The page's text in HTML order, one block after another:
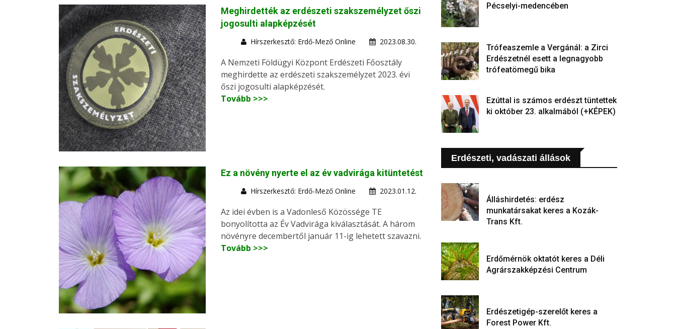
Meghirdették az erdészeti szakszemélyzet őszi
jogosulti alapképzését
Hírszerkesztő: Erdő-Mező Online 2023.08.30.
A Nemzeti Földügyi Központ Erdészeti Főosztály
meghirdette az erdészeti szakszemélyzet 2023. évi
őszi jogosulti alapképzését.
Tovább >>>
Ez a növény nyerte el az év vadvirága kitüntetést
Hírszerkesztő: Erdő-Mező Online 2023.01.12.
Az idei évben is a Vadonleső Közössége TE
bonyolította az Év Vadvirága kiválasztását. A három
növényre decembertől január 11-ig lehetett szavazni.
Tovább >>>
Pécselyi-medencében
Trófeaszemle a Vergánál: a Zirci
Erdészetnél esett a legnagyobb
trófeatömegű bika
Ezúttal is számos erdészt tüntettek
ki október 23. alkalmából (+KÉPEK)
Erdészeti, vadászati állások
Álláshirdetés: erdész
munkatársakat keres a Kozák-
Trans Kft.
Erdőmérnök oktatót keres a Déli
Agrárszakképzési Centrum
Erdészetigép-szerelőt keres a
Forest Power Kft.